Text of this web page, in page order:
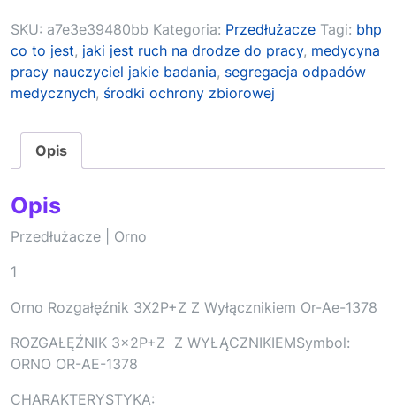
SKU: a7e3e39480bb Kategoria: Przedłużacze Tagi: bhp
co to jest, jaki jest ruch na drodze do pracy, medycyna
pracy nauczyciel jakie badania, segregacja odpadów
medycznych, środki ochrony zbiorowej
Opis
Opis
Przedłużacze | Orno
1
Orno Rozgałęźnik 3X2P+Z Z Wyłącznikiem Or-Ae-1378
ROZGAŁĘŹNIK 3x2P+Z Z WYŁĄCZNIKIEMSymbol:
ORNO OR-AE-1378
CHARAKTERYSTYKA: